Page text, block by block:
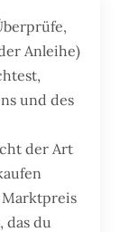
Anleihe)
und des
der Art
das du